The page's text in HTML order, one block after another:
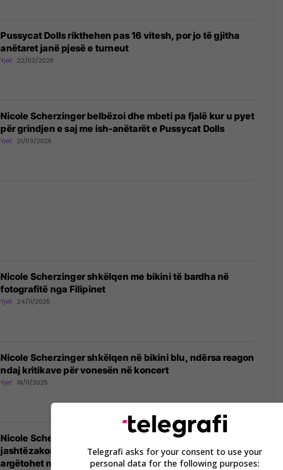
Pussycat Dolls rikthehen pas 16 vitesh, por jo të gjitha
anëtaret janë pjesë e turneut
Yjet 22/03/2026
Nicole Scherzinger belbëzoi dhe mbeti pa fjalë kur u pyet
për grindjen e saj me ish-anëtarët e Pussycat Dolls
Yjet 21/03/2026
Nicole Scherzinger shkëlqen me bikini të bardha në
fotografitë nga Filipinet
Yjet 24/11/2025
Nicole Scherzinger shkëlqen në bikini blu, ndërsa reagon
ndaj kritikave për vonesën në koncert
Yjet 18/11/2025
Nicole Scherzinger shfaq figurën e saj të
jashtëzakonshme të trupit me bikini të zeza, ndërsa
argëtohet në det gjatë udhëtimit në Filipine
Telegrafi asks for your consent to use your
personal data for the following purposes: